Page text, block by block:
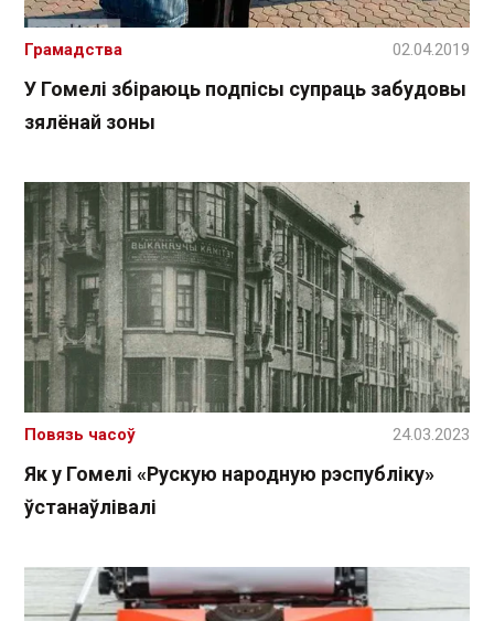
У Гомелі збіраюць подпісы супраць забудовы
зялёнай зоны
Грамадства 02.04.2019
Як у Гомелі «Рускую народную рэспубліку»
ўстанаўлівалі
Повязь часоў 24.03.2023